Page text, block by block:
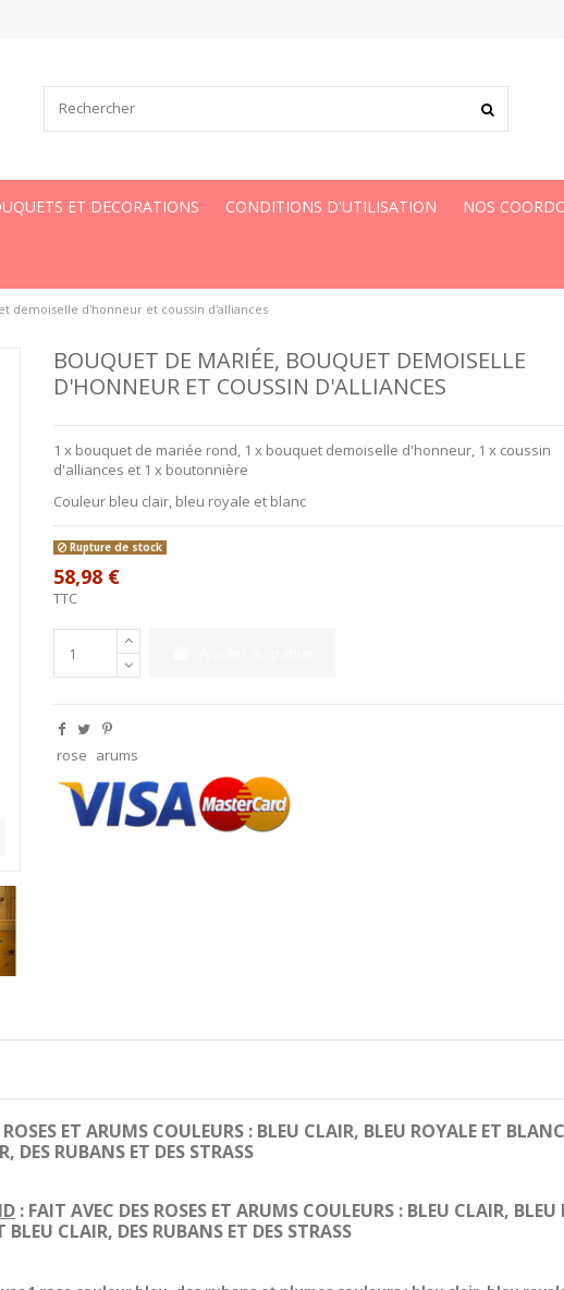
ET DECORATIONS CONDITIONS D'UTILISATION NOS
demoiselle d'honneur et coussin d'alliances
BOUQUET DE MARIÉE, BOUQUET DEMOISELLE
D'HONNEUR ET COUSSIN D'ALLIANCES
1 x bouquet de mariée rond, 1 x bouquet demoiselle d'honneur, 1 x coussin
d'alliances et 1 x boutonnière
Couleur bleu clair, bleu royale et blanc
Rupture de stock
58,98 €
TTC
rose arums
ET ARUMS COULEURS : BLEU CLAIR, BLEU ROYALE ET
DES RUBANS ET DES STRASS
: FAIT AVEC DES ROSES ET ARUMS COULEURS : BLEU CLAIR,
BLEU CLAIR, DES RUBANS ET DES STRASS